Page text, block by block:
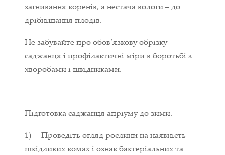
загнивання коренів, а нестача вологи–до
дрібнішання плодів.
Не забувайте про обов’язкову обрізку
саджанця і профілактичні міри в боротьбі з
хворобами і шкідниками.
Підготовка саджанця апріуму до зими.
1) Проведіть огляд рослини на наявність
шкідливих комах і ознак бактеріальних та